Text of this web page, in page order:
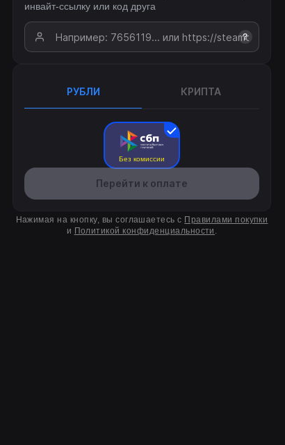
инвайт-ссылку или код друга
?
РУБЛИ КРИПТА
Без комиссии
Перейти к оплате
Нажимая на кнопку, вы соглашаетесь с Правилами покупки
и Политикой конфиденциальности .